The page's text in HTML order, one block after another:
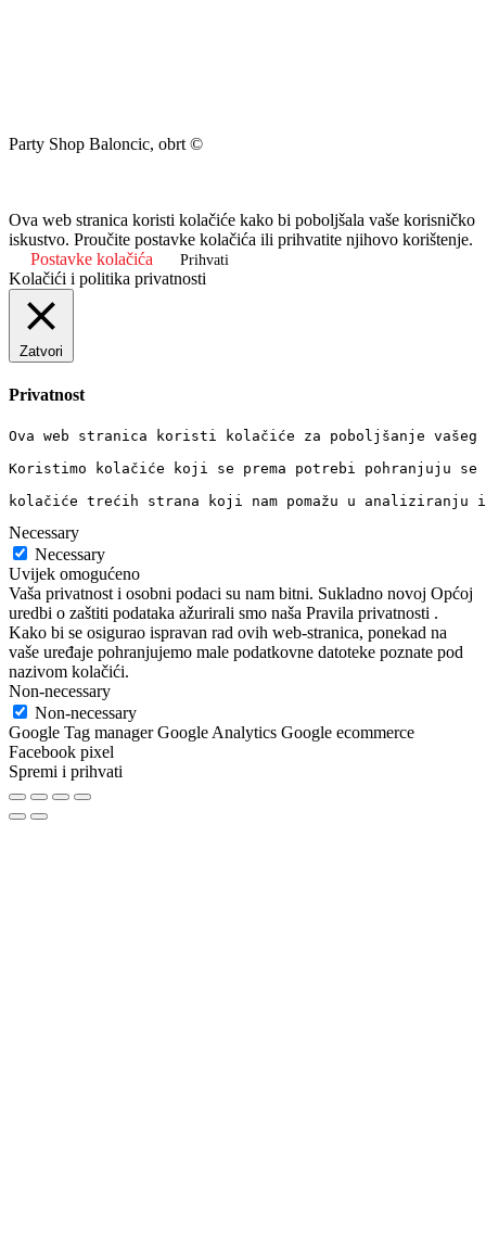
Party Shop Baloncic, obrt ©
Ova web stranica koristi kolačiće kako bi poboljšala vaše korisničko
iskustvo. Proučite postavke kolačića ili prihvatite njihovo korištenje.
Postavke kolačića
Prihvati
Kolačići i politika privatnosti
Zatvori
Privatnost
Ova web stranica koristi kolačiće za poboljšanje
Koristimo kolačiće koji se prema potrebi pohranjuju
kolačiće trećih strana koji nam pomažu u
Necessary
Necessary
Uvijek omogućeno
Vaša privatnost i osobni podaci su nam bitni. Sukladno novoj Općoj
uredbi o zaštiti podataka ažurirali smo naša Pravila privatnosti .
Kako bi se osigurao ispravan rad ovih web-stranica, ponekad na
vaše uređaje pohranjujemo male podatkovne datoteke poznate pod
nazivom kolačići.
Non-necessary
Non-necessary
Google Tag manager Google Analytics Google ecommerce
Facebook pixel
Spremi i prihvati